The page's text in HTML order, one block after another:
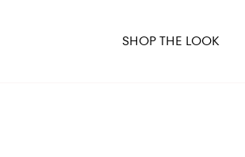
SHOP THE LOOK